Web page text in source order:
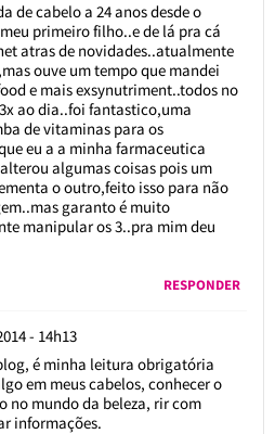
de cabelo a 24 anos desde o
primeiro filho..e de lá pra cá
atras de novidades..atualmente
ouve um tempo que mandei
e mais exsynutriment..todos no
ao dia..foi fantastico,uma
de vitaminas para os
eu a a minha farmaceutica
algumas coisas pois um
o outro,feito isso para não
garanto é muito
manipular os 3..pra mim deu
RESPONDER
- 14h13
é minha leitura obrigatória
em meus cabelos, conhecer o
no mundo da beleza, rir com
informações.